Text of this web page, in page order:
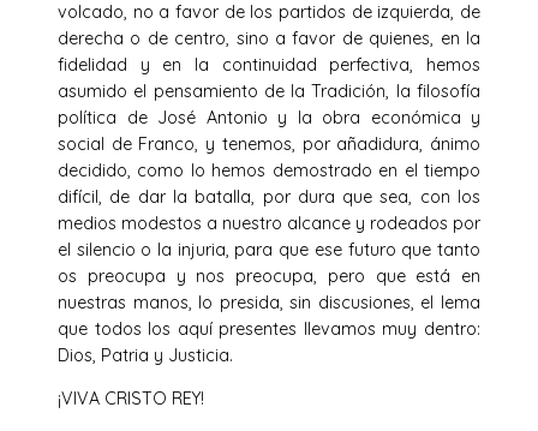
volcado, no a favor de los partidos de izquierda, de
derecha o de centro, sino a favor de quienes, en la
fidelidad y en la continuidad perfectiva, hemos
asumido el pensamiento de la Tradición, la filosofía
política de José Antonio y la obra económica y
social de Franco, y tenemos, por añadidura, ánimo
decidido, como lo hemos demostrado en el tiempo
difícil, de dar la batalla, por dura que sea, con los
medios modestos a nuestro alcance y rodeados por
el silencio o la injuria, para que ese futuro que tanto
os preocupa y nos preocupa, pero que está en
nuestras manos, lo presida, sin discusiones, el lema
que todos los aquí presentes llevamos muy dentro:
Dios, Patria y Justicia.
¡VIVA CRISTO REY!